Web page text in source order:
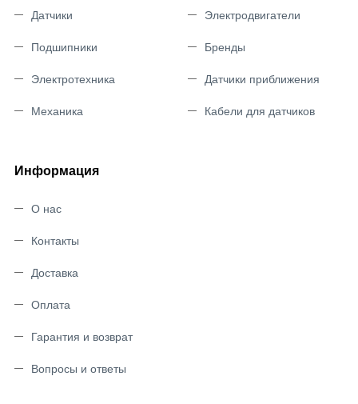
Датчики
Подшипники
Электротехника
Механика
Электродвигатели
Бренды
Датчики приближения
Кабели для датчиков
Информация
О нас
Контакты
Доставка
Оплата
Гарантия и возврат
Вопросы и ответы